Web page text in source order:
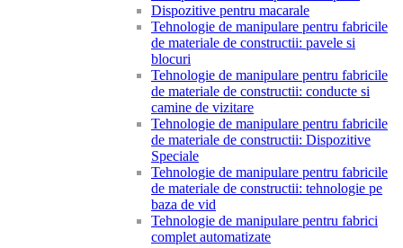
Dispozitive pentru macarale
Tehnologie de manipulare pentru fabricile
de materiale de constructii: pavele si
blocuri
Tehnologie de manipulare pentru fabricile
de materiale de constructii: conducte si
camine de vizitare
Tehnologie de manipulare pentru fabricile
de materiale de constructii: Dispozitive
Speciale
Tehnologie de manipulare pentru fabricile
de materiale de constructii: tehnologie pe
baza de vid
Tehnologie de manipulare pentru fabrici
complet automatizate